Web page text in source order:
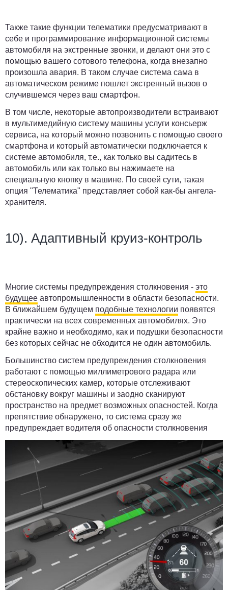
Также такие функции телематики предусматривают в
себе и программирование информационной системы
автомобиля на экстренные звонки, и делают они это с
помощью вашего сотового телефона, когда внезапно
произошла авария. В таком случае система сама в
автоматическом режиме пошлет экстренный вызов о
случившемся через ваш смартфон.
В том числе, некоторые автопроизводители встраивают
в мультимедийную систему машины услуги консьерж
сервиса, на который можно позвонить с помощью своего
смартфона и который автоматически подключается к
системе автомобиля, т.е., как только вы садитесь в
автомобиль или как только вы нажимаете на
специальную кнопку в машине. По своей сути, такая
опция "Телематика" представляет собой как-бы ангела-
хранителя.
10). Адаптивный круиз-контроль
Многие системы предупреждения столкновения - это
будущее автопромышленности в области безопасности.
В ближайшем будущем подобные технологии появятся
практически на всех современных автомобилях. Это
крайне важно и необходимо, как и подушки безопасности
без которых сейчас не обходится не один автомобиль.
Большинство систем предупреждения столкновения
работают с помощью миллиметрового радара или
стереоскопических камер, которые отслеживают
обстановку вокруг машины и заодно сканируют
пространство на предмет возможных опасностей. Когда
препятствие обнаружено, то система сразу же
предупреждает водителя об опасности столкновения